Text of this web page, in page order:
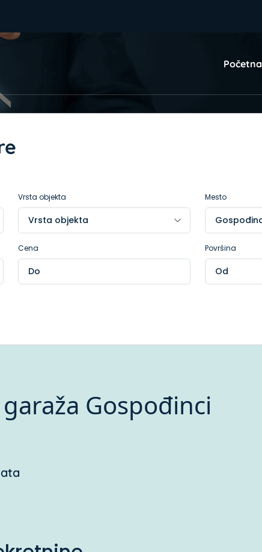
Početna
Vrsta objekta Mesto
Cena Površina
Gospođinci